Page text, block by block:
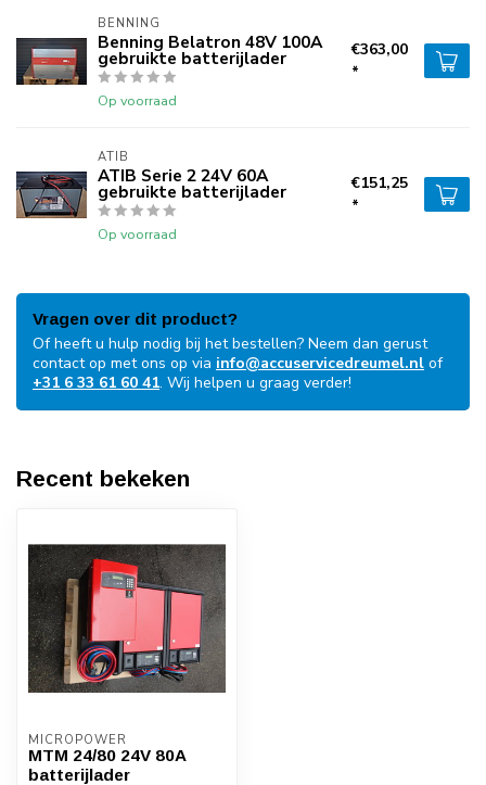
BENNING
Benning Belatron 48V 100A
gebruikte batterijlader
Op voorraad
€363,00
*
ATIB
ATIB Serie 2 24V 60A
gebruikte batterijlader
Op voorraad
€151,25
*
Vragen over dit product?
Of heeft u hulp nodig bij het bestellen? Neem dan gerust
contact op met ons op via info@accuservicedreumel.nl of
+31 6 33 61 60 41. Wij helpen u graag verder!
Recent bekeken
MICROPOWER
MTM 24/80 24V 80A
batterijlader